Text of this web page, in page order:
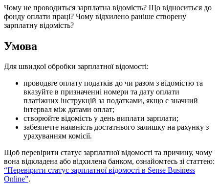
Чому не проводиться зарплатна відомість? Що відноситься до
фонду оплати праці? Чому відхилено раніше створену
зарплатну відомість?
Умова
Для швидкої обробки зарплатної відомості:
проводьте оплату податків до чи разом з відомістю та
вказуйте в призначенні номери та дату оплати
платіжних інструкцій за податками, якщо є значний
інтервал між датами оплат;
створюйте відомість у день виплати зарплати;
забезпечте наявність достатнього залишку на рахунку з
урахуванням комісії.
Щоб перевірити статус зарплатної відомості та причину, чому
вона відкладена або відхилена банком, ознайомтесь зі статтею:
“Перевірити статус зарплатної відомості в Sense Business
Online”.